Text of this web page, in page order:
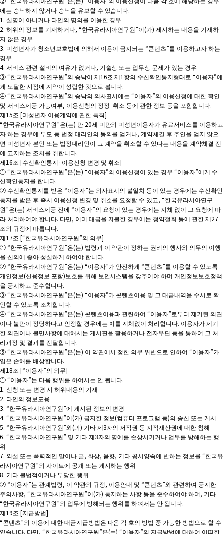
에는 승낙하지 않거나 승낙을 유보할 수 있습니다.
1. 실명이 아니거나 타인의 명의를 이용한 경우
2. 허위의 정보를 기재하거나, “한국유라시아연구원”이(가) 제시하는 내용을 기재하
지 않은 경우
3. 미성년자가 청소년보호법에 의해서 이용이 금지되는 “콘텐츠”를 이용하고자 하는
경우
4. 서비스 관련 설비의 여유가 없거나, 기술상 또는 업무상 문제가 있는 경우
③ “한국유라시아연구원”의 승낙이 제16조 제1항의 수신확인통지형태로 “이용자”에
게 도달한 시점에 계약이 성립한 것으로 봅니다.
④ “한국유라시아연구원”의 승낙의 의사표시에는 “이용자”의 이용신청에 대한 확인
및 서비스제공 가능여부, 이용신청의 정정·취소 등에 관한 정보 등을 포함합니다.
제15조 [미성년자 이용계약에 관한 특칙]
“한국유라시아연구원”은(는) 만 20세 미만의 미성년이용자가 유료서비스를 이용하고
자 하는 경우에 부모 등 법정 대리인의 동의를 얻거나, 계약체결 후 추인을 얻지 않으
면 미성년자 본인 또는 법정대리인이 그 계약을 취소할 수 있다는 내용을 계약체결 전
에 고지하는 조치를 취합니다.
제16조 [수신확인통지·이용신청 변경 및 취소]
① “한국유라시아연구원”은(는) “이용자”의 이용신청이 있는 경우 “이용자”에게 수
신확인통지를 합니다.
② 수신확인통지를 받은 “이용자”는 의사표시의 불일치 등이 있는 경우에는 수신확인
통지를 받은 후 즉시 이용신청 변경 및 취소를 요청할 수 있고, “한국유라시아연구
원”은(는) 서비스제공 전에 “이용자”의 요청이 있는 경우에는 지체 없이 그 요청에 따
라 처리하여야 합니다. 다만, 이미 대금을 지불한 경우에는 청약철회 등에 관한 제27
조의 규정에 따릅니다.
제17조 [“한국유라시아연구원”의 의무]
① “한국유라시아연구원”은(는) 법령과 이 약관이 정하는 권리의 행사와 의무의 이행
을 신의에 좇아 성실하게 하여야 합니다.
② “한국유라시아연구원”은(는) “이용자”가 안전하게 “콘텐츠”를 이용할 수 있도록
개인정보(신용정보 포함)보호를 위해 보안시스템을 갖추어야 하며 개인정보보호정책
을 공시하고 준수합니다.
③ “한국유라시아연구원”은(는) “이용자”가 콘텐츠이용 및 그 대금내역을 수시로 확
인할 수 있도록 조치합니다.
④ “한국유라시아연구원”은(는) 콘텐츠이용과 관련하여 “이용자”로부터 제기된 의견
이나 불만이 정당하다고 인정할 경우에는 이를 지체없이 처리합니다. 이용자가 제기
한 의견이나 불만사항에 대해서는 게시판을 활용하거나 전자우편 등을 통하여 그 처
리과정 및 결과를 전달합니다.
⑤ “한국유라시아연구원”은(는) 이 약관에서 정한 의무 위반으로 인하여 “이용자”가
입은 손해를 배상합니다.
제18조 [“이용자”의 의무]
① “이용자”는 다음 행위를 하여서는 안 됩니다.
1. 신청 또는 변경 시 허위내용의 기재
2. 타인의 정보도용
3. “한국유라시아연구원”에 게시된 정보의 변경
4. “한국유라시아연구원”이(가) 금지한 정보(컴퓨터 프로그램 등)의 송신 또는 게시
5. “한국유라시아연구원”와(과) 기타 제3자의 저작권 등 지적재산권에 대한 침해
6. “한국유라시아연구원” 및 기타 제3자의 명예를 손상시키거나 업무를 방해하는 행
위
7. 외설 또는 폭력적인 말이나 글, 화상, 음향, 기타 공서양속에 반하는 정보를 “한국유
라시아연구원”의 사이트에 공개 또는 게시하는 행위
8. 기타 불법적이거나 부당한 행위
② “이용자”는 관계법령, 이 약관의 규정, 이용안내 및 “콘텐츠”와 관련하여 공지한
주의사항, “한국유라시아연구원”이(가) 통지하는 사항 등을 준수하여야 하며, 기타
“한국유라시아연구원”의 업무에 방해되는 행위를 하여서는 안 됩니다.
제19조 [지급방법]
“콘텐츠”의 이용에 대한 대금지급방법은 다음 각 호의 방법 중 가능한 방법으로 할 수
있습니다. 다만, “한국유라시아연구원”은(는) “이용자”의 지급방법에 대하여 어떠한